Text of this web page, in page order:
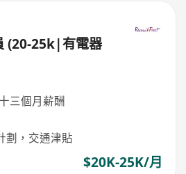
(20-25k|有電器
三個月薪酬
劃，交通津貼
$20K-25K/月